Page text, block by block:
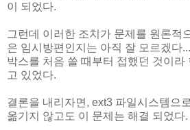
이 되었다.
그런데 이러한 조치가 문제를 원론적
은 임시방편인지는 아직 잘 모르겠다
박스를 처음 쓸 때부터 접했던 것이라
고 있었다.
결론을 내리자면, ext3 파일시스템으
옮기지 않고도 이 문제는 해결 되었다.